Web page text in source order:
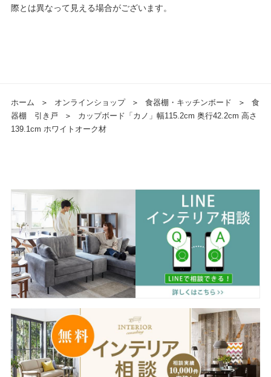
際とは異なって見える場合がございます。
ホーム ＞ オンラインショップ ＞ 食器棚・キッチンボード ＞
食
器棚 引き戸
＞
カップボード「カノ」幅115.2cm 奥行42.2cm 高さ
139.1cm ホワイトオーク材